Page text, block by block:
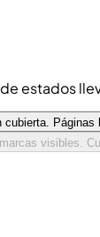
estados
cubierta. Páginas
visibles.